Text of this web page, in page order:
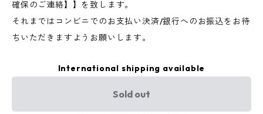
確保のご連絡】】を致します。
それまではコンビニでのお支払い決済/銀行へのお振込をお待
ちいただきますようお願いします。
International shipping available
Sold out